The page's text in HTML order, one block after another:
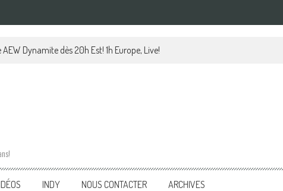
Dynamite dès 20h Est! 1h Europe, Live!
INDY NOUS CONTACTER ARCHIVES